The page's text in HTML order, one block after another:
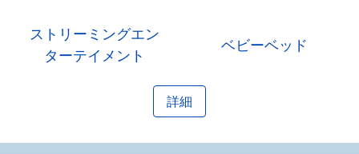
ストリーミングエン
ターテイメント
ベビーベッド
詳細